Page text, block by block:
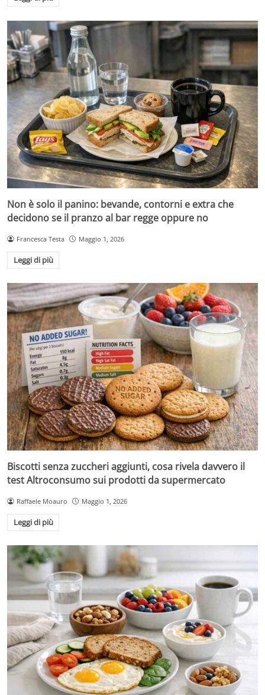
Non è solo il panino: bevande, contorni e extra che
decidono se il pranzo al bar regge oppure no
Francesca Testa Maggio 1, 2026
Leggi di più
Biscotti senza zuccheri aggiunti, cosa rivela davvero il
test Altroconsumo sui prodotti da supermercato
Raffaele Moauro Maggio 1, 2026
Leggi di più